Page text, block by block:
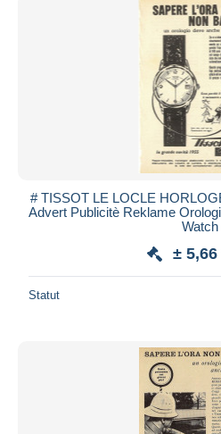
# TISSOT LE LOCLE
Advert Publicitè Reklame
Watch
± 5,66
Statut